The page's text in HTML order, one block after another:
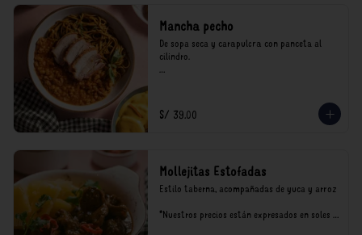
Mancha pecho
De sopa seca y carapulcra con panceta al
cilindro.
consumo.
S/ 39.00
Mollejitas Estofadas
Estilo taberna, acompañadas de yuca y arroz
*Nuestros precios están expresados en soles e